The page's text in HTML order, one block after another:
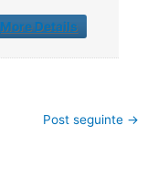
More Details
Post seguinte →